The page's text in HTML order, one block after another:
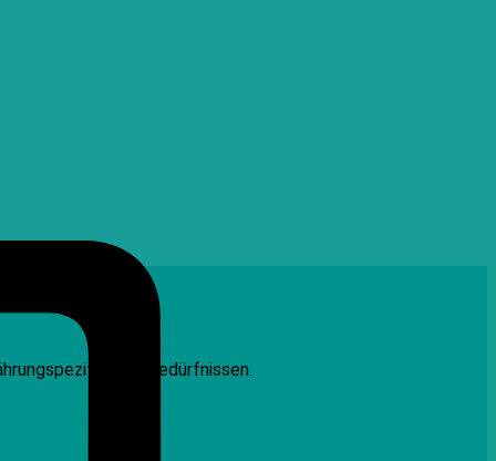
Bedürfnissen.